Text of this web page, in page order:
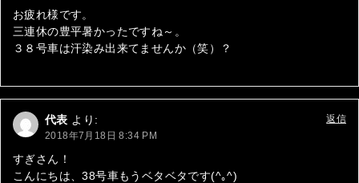
シ
ョ
お疲れ様です。
三連休の豊平暑かったですね～。
３８号車は汗染み出来てませんか（笑）？
代表 より:
2018年7月18日 8:34 PM
すぎさん！
こんにちは、38号車もうベタベタです(^｡^)
返信